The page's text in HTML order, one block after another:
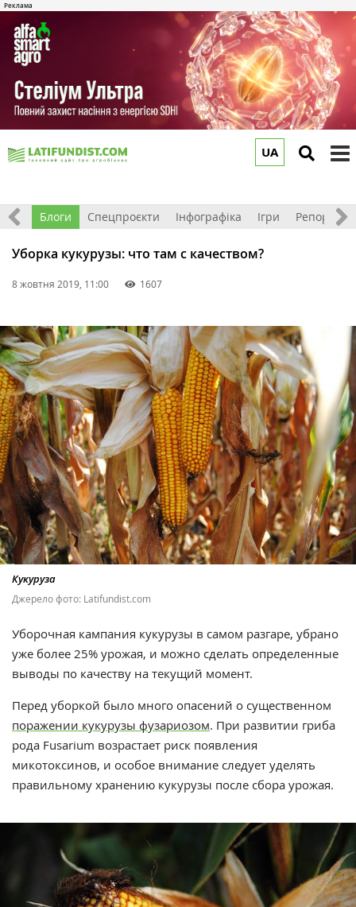
UA
Блоги Спецпроєкти Інфографіка Ігри Репортажі
Уборка кукурузы: что там с качеством?
8 жовтня 2019, 11:00 1607
Кукуруза
Джерело фото: Latifundist.com
Уборочная кампания кукурузы в самом разгаре, убрано
уже более 25% урожая, и можно сделать определенные
выводы по качеству на текущий момент.
Перед уборкой было много опасений о существенном
поражении кукурузы фузариозом. При развитии гриба
рода Fusarium возрастает риск появления
микотоксинов, и особое внимание следует уделять
правильному хранению кукурузы после сбора урожая.